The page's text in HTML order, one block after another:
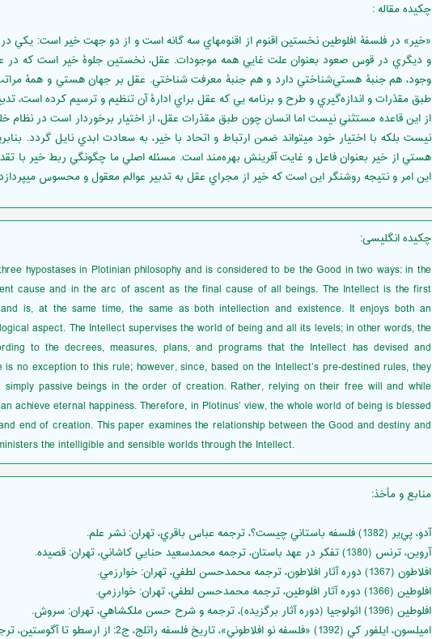
چکیده مقاله:
«خير» در فلسفۀ افلوطين نخستين اقنوم از اقنومهاي سه گانه است و از دو جهت خير است: يكي
و ديگري در قوس صعود بعنوان علت غايي همه موجودات. عقل، نخستين جلوۀ خير است که
وجود، هم جنبۀ هستي‌شناختي دارد و هم جنبۀ معرفت شناختي. عقل بر جهان هستي و همۀ
طبق مقدّرات و اندازه‌گيري و طرح و برنامه ‌يي که عقل براي ادارۀ آن تنظيم و ترسيم کرده است،
از اين قاعده مستثني نيست اما انسان چون طبق مقدّرات عقل، از اختيار برخوردار است در نظام
نيست بلکه با اختيار خود ميتواند ضمن ارتباط و اتحاد با خير، به سعادت ابدي نايل گردد.
هستي از خير بعنوان فاعل و غايت آفرينش بهره‌مند است. مسئله اصلي ما چگونگي ربط خير با
اين امر و نتيجه روشنگر اين است كه خير از مجراي عقل به تدبير عوالم معقول و محسوس
چکیده انگلیسی:
hypostases in Plotinian philosophy and is considered to be the Good in two ways: in the
cause and in the arc of ascent as the final cause of all beings. The Intellect is the first
is, at the same time, the same as both intellection and existence. It enjoys both an
aspect. The Intellect supervises the world of being and all its levels; in other words, the
to the decrees, measures, plans, and programs that the Intellect has devised and
no exception to this rule; however, since, based on the Intellect’s pre-destined rules, they
passive beings in the order of creation. Rather, relying on their free will and while
achieve eternal happiness. Therefore, in Plotinus’ view, the whole world of being is blessed
end of creation. This paper examines the relationship between the Good and destiny and
the intelligible and sensible worlds through the Intellect.
منابع و مأخذ:
آدو، پي‌ير (1382) فلسفه باستاني چيست؟، ترجمه عباس باقري، تهران: نشر علم.
آروين، ترنس (1380) تفکر در عهد باستان، ترجمه محمدسعيد حنايي کاشاني، تهران: قصيده.
افلاطون (1367) دوره آثار افلاطون، ترجمه محمدحسن لطفي، تهران: خوارزمي.
افلوطين (1366) دوره آثار افلوطين، ترجمه محمدحسن لطفي، تهران: خوارزمي.
افلوطين (1396) اثولوجيا (دوره آثار برگزيده)، ترجمه و شرح حسن ملکشاهي، تهران: سروش.
اميلسون، ايلفور کي (1392) «فلسفه نو افلاطوني»، تاريخ فلسفه راتلج، ج2: از ارسطو تا آگوستين، ترجمه علي معظمي، تهران: گيسا.